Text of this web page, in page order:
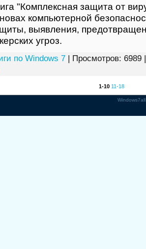
"Комплексная защита от
компьютерной
выявления,
угроз.
по Windows 7| Просмотров: 6989
1-10 11-18